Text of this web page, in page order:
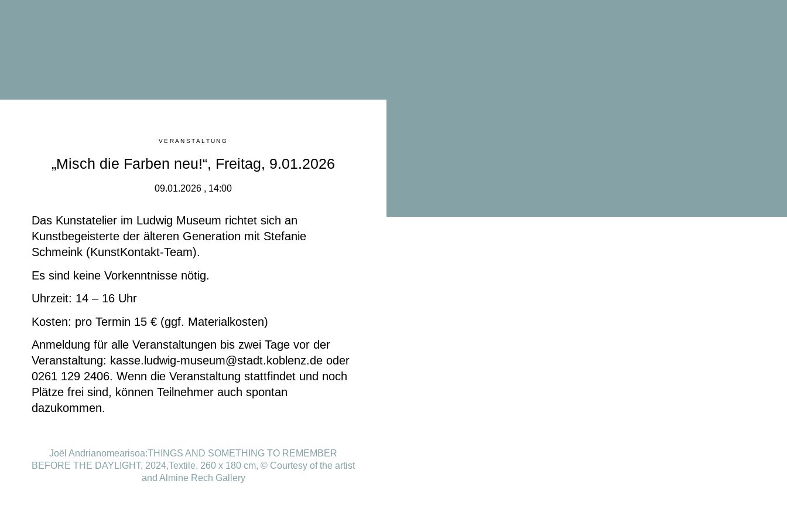
VERANSTALTUNG
„Misch die Farben neu!“, Freitag, 9.01.2026
09.01.2026 , 14:00
Das Kunstatelier im Ludwig Museum richtet sich an
Kunstbegeisterte der älteren Generation mit Stefanie
Schmeink (KunstKontakt-Team).
Es sind keine Vorkenntnisse nötig.
Uhrzeit: 14 – 16 Uhr
Kosten: pro Termin 15 € (ggf. Materialkosten)
Anmeldung für alle Veranstaltungen bis zwei Tage vor der
Veranstaltung: kasse.ludwig-museum@stadt.koblenz.de oder
0261 129 2406. Wenn die Veranstaltung stattfindet und noch
Plätze frei sind, können Teilnehmer auch spontan
dazukommen.
Joël Andrianomearisoa:THINGS AND SOMETHING TO REMEMBER
BEFORE THE DAYLIGHT, 2024,Textile, 260 x 180 cm, © Courtesy of the artist
and Almine Rech Gallery